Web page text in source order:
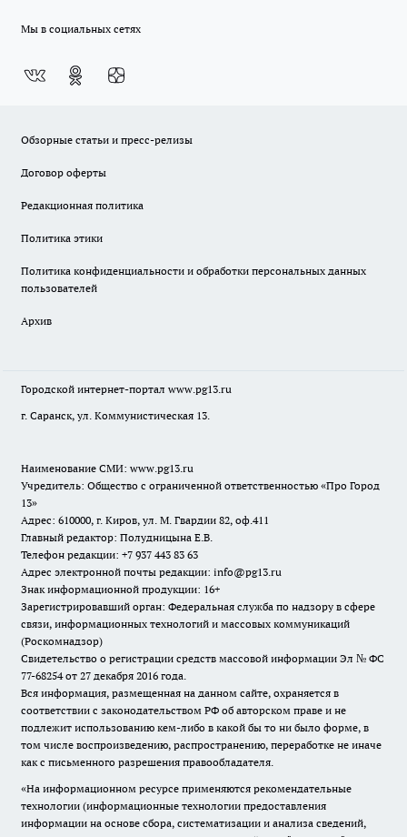
Мы в социальных сетях
Обзорные статьи и пресс-релизы
Договор оферты
Редакционная политика
Политика этики
Политика конфиденциальности и обработки персональных данных
пользователей
Архив
Городской интернет-портал www.pg13.ru
г. Саранск, ул. Коммунистическая 13.
Наименование СМИ: www.pg13.ru
Учредитель: Общество с ограниченной ответственностью «Про Город
13»
Адрес: 610000, г. Киров, ул. М. Гвардии 82, оф.411
Главный редактор: Полудницына Е.В.
Телефон редакции: +7 937 443 83 63
Адрес электронной почты редакции: info@pg13.ru
Знак информационной продукции: 16+
Зарегистрировавший орган: Федеральная служба по надзору в сфере
связи, информационных технологий и массовых коммуникаций
(Роскомнадзор)
Свидетельство о регистрации средств массовой информации Эл № ФС
77-68254 от 27 декабря 2016 года.
Вся информация, размещенная на данном сайте, охраняется в
соответствии с законодательством РФ об авторском праве и не
подлежит использованию кем-либо в какой бы то ни было форме, в
том числе воспроизведению, распространению, переработке не иначе
как с письменного разрешения правообладателя.
«На информационном ресурсе применяются рекомендательные
технологии (информационные технологии предоставления
информации на основе сбора, систематизации и анализа сведений,